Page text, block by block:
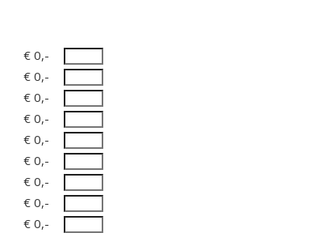
€ 0,-
€ 0,-
€ 0,-
€ 0,-
€ 0,-
€ 0,-
€ 0,-
€ 0,-
€ 0,-